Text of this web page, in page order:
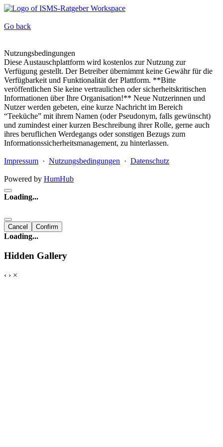
Go back
Nutzungsbedingungen
Diese Austauschplattform wird kostenlos zur Nutzung zur
Verfügung gestellt. Der Betreiber übernimmt keine Gewähr für die
Verfügbarkeit und Funktionalität der Plattform. **Bitte
veröffentlichen Sie keine vertraulichen oder sicherheitskritischen
Informationen über Ihre Organisation!** Neue Nutzerinnen und
Nutzer werden gebeten, eine kurze Nachricht im Bereich
“Teeküche” mit ihrem Namen (oder Pseudonym, falls gewünscht)
und zumindest einer kurzen Beschreibung ihrer Rolle, gerne auch
ihres beruflichen Werdegangs oder sonstigen Bezugs zum
Informationssicherheitsmanagement, zu hinterlassen.
Impressum · Nutzungsbedingungen · Datenschutz
Powered by HumHub
Loading...
Cancel Confirm
Loading...
Hidden Gallery
‹ › ×